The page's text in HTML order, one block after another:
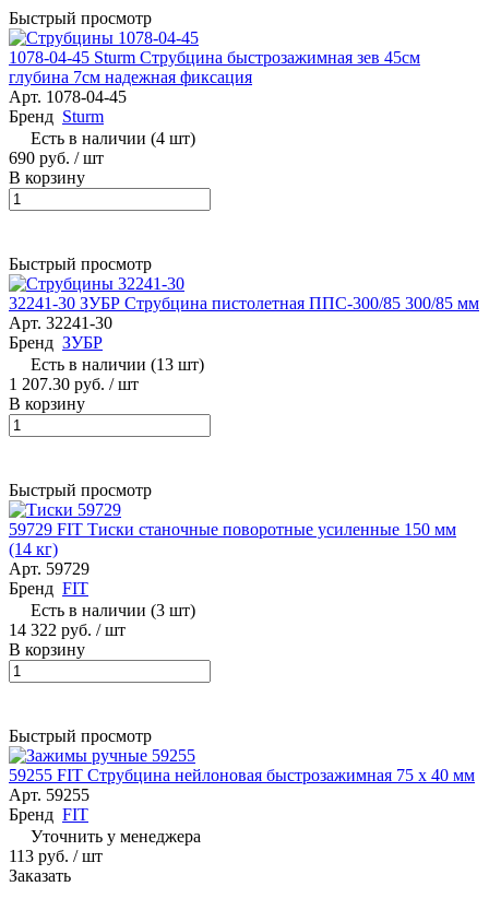
Быстрый просмотр
1078-04-45 Sturm Струбцина быстрозажимная зев 45см
глубина 7см надежная фиксация
Арт. 1078-04-45
Бренд Sturm
Есть в наличии (4 шт)
690 руб. / шт
В корзину
Быстрый просмотр
32241-30 ЗУБР Струбцина пистолетная ППС-300/85 300/85 мм
Арт. 32241-30
Бренд ЗУБР
Есть в наличии (13 шт)
1 207.30 руб. / шт
В корзину
Быстрый просмотр
59729 FIT Тиски станочные поворотные усиленные 150 мм
(14 кг)
Арт. 59729
Бренд FIT
Есть в наличии (3 шт)
14 322 руб. / шт
В корзину
Быстрый просмотр
59255 FIT Струбцина нейлоновая быстрозажимная 75 x 40 мм
Арт. 59255
Бренд FIT
Уточнить у менеджера
113 руб. / шт
Заказать